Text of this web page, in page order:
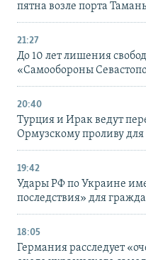
пятна возле порта
21:27
До 10 лет лишения
«Самообороны
20:40
Турция и Ирак ведут
Ормузскому проливу для
19:42
Удары РФ по Украине
последствия» для
18:05
Германия расследует